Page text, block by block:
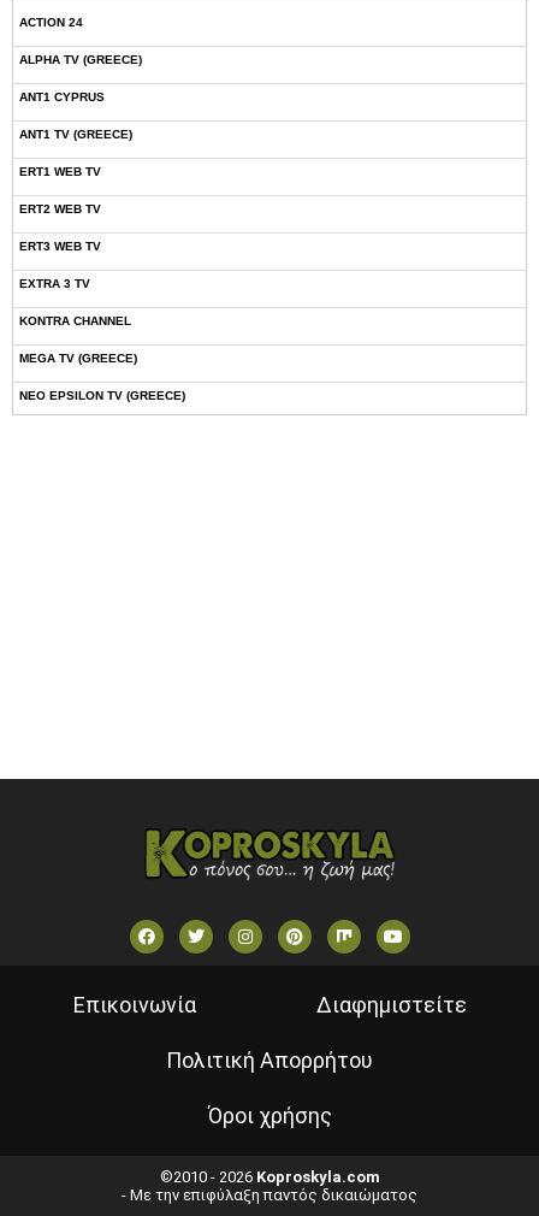
ACTION 24
ALPHA TV (GREECE)
ANT1 CYPRUS
ANT1 TV (GREECE)
ERT1 WEB TV
ERT2 WEB TV
ERT3 WEB TV
EXTRA 3 TV
KONTRA CHANNEL
MEGA TV (GREECE)
NEO EPSILON TV (GREECE)
Επικοινωνία Διαφημιστείτε
Πολιτική Απορρήτου
Όροι χρήσης
©2010 - 2026 Koproskyla.com
- Με την επιφύλαξη παντός δικαιώματος